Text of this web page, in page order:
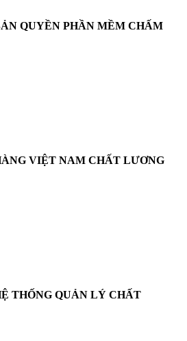
QUYỀN PHẦN MỀM CHẤM
VIỆT NAM CHẤT LƯƠNG
THỐNG QUẢN LÝ CHẤT